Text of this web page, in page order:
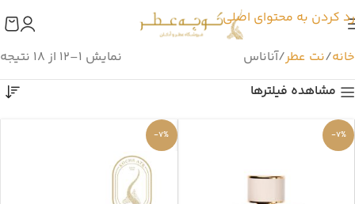
رد کردن به محتوای اصلی
خانه نت عطر آناناس
نمایش 1–12 از 18 نتیجه
مشاهده فیلترها
-7%
-7%